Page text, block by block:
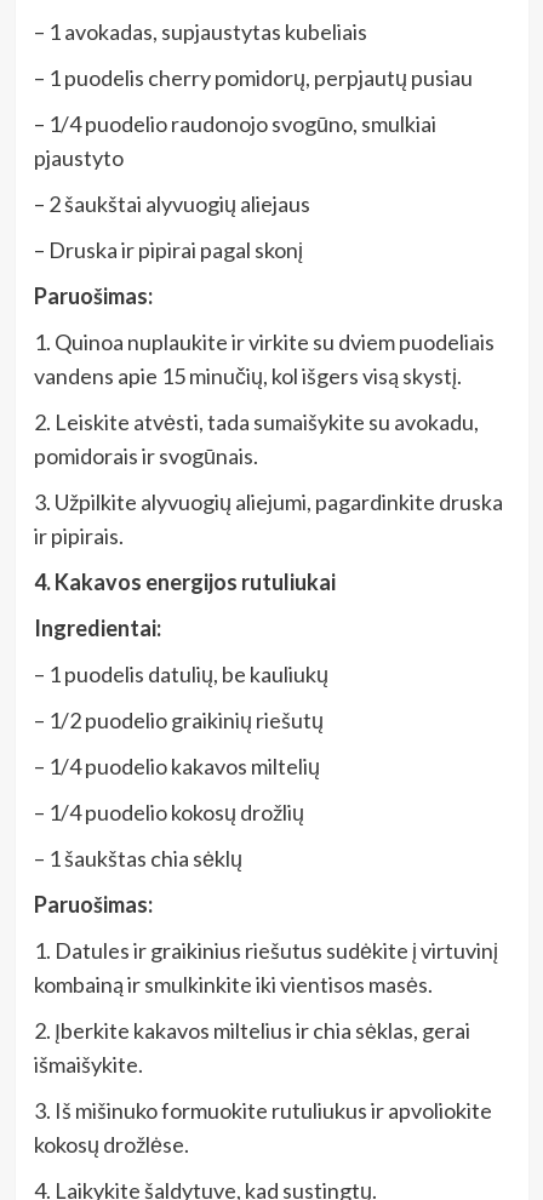
– 1 avokadas, supjaustytas kubeliais
– 1 puodelis cherry pomidorų, perpjautų pusiau
– 1/4 puodelio raudonojo svogūno, smulkiai
pjaustyto
– 2 šaukštai alyvuogių aliejaus
– Druska ir pipirai pagal skonį
Paruošimas:
1. Quinoa nuplaukite ir virkite su dviem puodeliais
vandens apie 15 minučių, kol išgers visą skystį.
2. Leiskite atvėsti, tada sumaišykite su avokadu,
pomidorais ir svogūnais.
3. Užpilkite alyvuogių aliejumi, pagardinkite druska
ir pipirais.
4. Kakavos energijos rutuliukai
Ingredientai:
– 1 puodelis datulių, be kauliukų
– 1/2 puodelio graikinių riešutų
– 1/4 puodelio kakavos miltelių
– 1/4 puodelio kokosų drožlių
– 1 šaukštas chia sėklų
Paruošimas:
1. Datules ir graikinius riešutus sudėkite į virtuvinį
kombainą ir smulkinkite iki vientisos masės.
2. Įberkite kakavos miltelius ir chia sėklas, gerai
išmaišykite.
3. Iš mišinuko formuokite rutuliukus ir apvoliokite
kokosų drožlėse.
4. Laikykite šaldytuve, kad sustingtų.